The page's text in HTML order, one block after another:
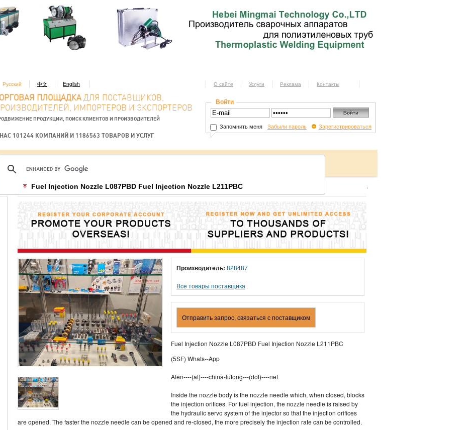
Русский 中文 English
ПЛОЩАДКА ДЛЯ ПОСТАВЩИКОВ,
ИМПОРТЕРОВ И ЭКСПОРТЕРОВ
ПРОДУКЦИИ, ПОИСК КЛИЕНТОВ И ПРОИЗВОДИТЕЛЕЙ
101244 КОМПАНИЙ И 1186563 ТОВАРОВ И УСЛУГ
О сайте Услуги Реклама Контакты
Войти
Запомнить меня Забыли пароль Зарегистрироваться
.
Fuel Injection Nozzle L087PBD Fuel Injection Nozzle L211PBC
Производитель: 828487
Все товары поставщика
Отправить запрос, связаться с поставщиком
Fuel Injection Nozzle L087PBD Fuel Injection Nozzle L211PBC
(5SF) Whats--App
Alen----(at)----china-lutong---(dot)----net
Inside the nozzle body is the nozzle needle which, when closed, blocks
the injection orifices. For fuel injection, the nozzle needle is raised by
the hydraulic servo system of the injector so that the injection orifices
are opened. The faster the nozzle needle can be opened and re-closed, the more precisely the injection rate can be controlled.